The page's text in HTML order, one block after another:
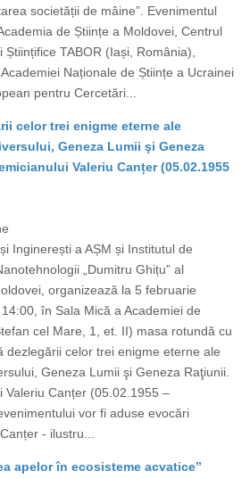
societății de mâine”. Evenimentul
de Științe a Moldovei, Centrul
TABOR (Iași, România),
Naționale de Științe a Ucrainei
pentru Cercetări...
celor trei enigme eterne ale
Geneza Lumii şi Geneza
Valeriu Canțer (05.02.1955
Inginerești a AȘM și Institutul de
„Dumitru Ghițu” al
organizează la 5 februarie
în Sala Mică a Academiei de
cel Mare, 1, et. II) masa rotundă cu
dezlegării celor trei enigme eterne ale
Geneza Lumii şi Geneza Raţiunii.
Valeriu Canțer (05.02.1955 –
vor fi aduse evocări
- ilustru...
apelor în ecosisteme acvatice”